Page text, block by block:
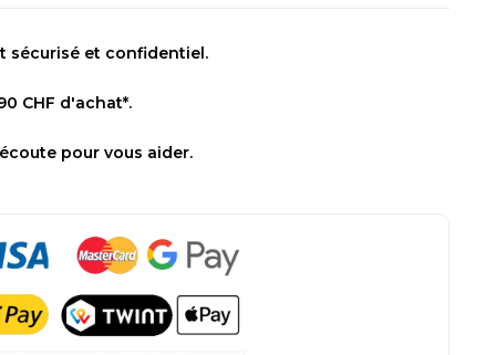
sécurisé et confidentiel.
CHF d'achat*.
pour vous aider.